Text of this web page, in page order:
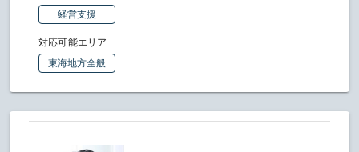
経営支援
対応可能エリア
東海地方全般